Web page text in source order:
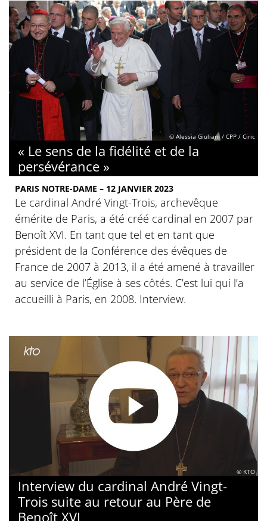
© Alessia Giuliani / CPP / Ciric
« Le sens de la fidélité et de la
persévérance »
PARIS NOTRE-DAME – 12 JANVIER 2023
Le cardinal André Vingt-Trois, archevêque
émérite de Paris, a été créé cardinal en 2007 par
Benoît XVI. En tant que tel et en tant que
président de la Conférence des évêques de
France de 2007 à 2013, il a été amené à travailler
au service de l’Église à ses côtés. C’est lui qui l’a
accueilli à Paris, en 2008. Interview.
© KTO
Interview du cardinal André Vingt-
Trois suite au retour au Père de
Benoît XVI